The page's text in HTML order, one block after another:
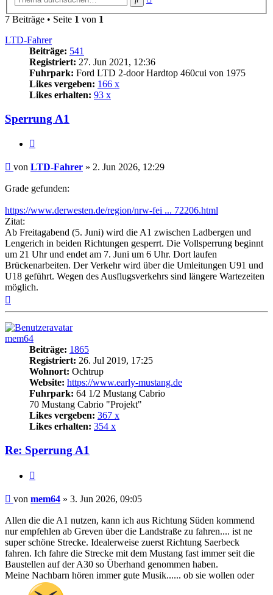
7 Beiträge • Seite 1 von 1
LTD-Fahrer
Beiträge: 541
Registriert: 27. Jun 2021, 12:36
Fuhrpark: Ford LTD 2-door Hardtop 460cui von 1975
Likes vergeben: 166 x
Likes erhalten: 93 x
Sperrung A1
Beitrag
von LTD-Fahrer » 2. Jun 2026, 12:29
Grade gefunden:
https://www.derwesten.de/region/nrw-fei ... 72206.html
Zitat:
Ab Freitagabend (5. Juni) wird die A1 zwischen Ladbergen und
Lengerich in beiden Richtungen gesperrt. Die Vollsperrung beginnt
um 21 Uhr und endet am 7. Juni um 6 Uhr. Dort laufen
Brückenarbeiten. Der Verkehr wird über die Umleitungen U91 und
U18 geführt. Wegen des Ausflugsverkehrs sind längere Wartezeiten
möglich.
mem64
Beiträge: 1865
Registriert: 26. Jul 2019, 17:25
Wohnort: Ochtrup
Website: https://www.early-mustang.de
Fuhrpark: 64 1/2 Mustang Cabrio
70 Mustang Cabrio "Projekt"
Likes vergeben: 367 x
Likes erhalten: 354 x
Re: Sperrung A1
Beitrag
von mem64 » 3. Jun 2026, 09:05
Allen die die A1 nutzen, kann ich aus Richtung Süden kommend
nur empfehlen ab Greven über die Landstraße zu fahren.... ist ne
super schöne Strecke. Idealerweise zuerst Richtung Saerbeck
fahren. Ich fahre die Strecke mit dem Mustang fast immer seit die
Baustellen auf der A30 so Überhand genommen haben.
Meine Nachbarn hören immer gute Musik...... ob sie wollen oder